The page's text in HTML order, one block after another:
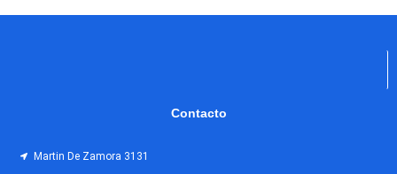
Contacto
Martin De Zamora 3131